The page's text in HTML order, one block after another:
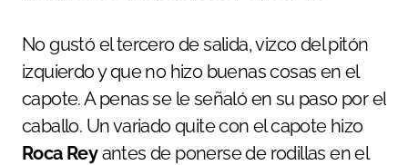
No gustó el tercero de salida, vizco del pitón
izquierdo y que no hizo buenas cosas en el
capote. A penas se le señaló en su paso por el
caballo. Un variado quite con el capote hizo
Roca Reyantes de ponerse de rodillas en el